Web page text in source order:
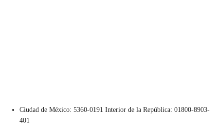
Ciudad de México: 5360-0191 Interior de la República: 01800-8903-
401